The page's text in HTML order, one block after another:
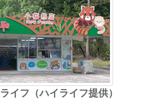
イフ（ハイライフ提供）